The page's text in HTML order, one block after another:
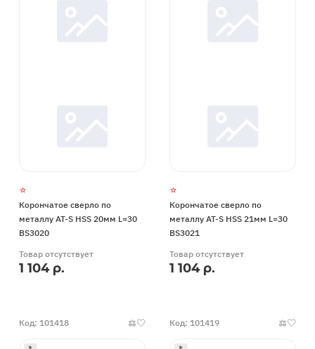
Корончатое сверло по
металлу AT-S HSS 20мм L=30
BS3020
Товар отсутствует
1 104 р.
Корончатое сверло по
металлу AT-S HSS 21мм L=30
BS3021
Товар отсутствует
1 104 р.
Код: 101418 Код: 101419